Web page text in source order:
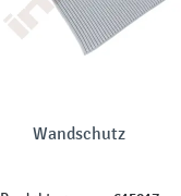
Wandschutz